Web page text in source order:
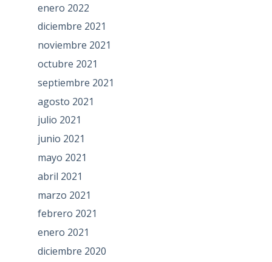
enero 2022
diciembre 2021
noviembre 2021
octubre 2021
septiembre 2021
agosto 2021
julio 2021
junio 2021
mayo 2021
abril 2021
marzo 2021
febrero 2021
enero 2021
diciembre 2020